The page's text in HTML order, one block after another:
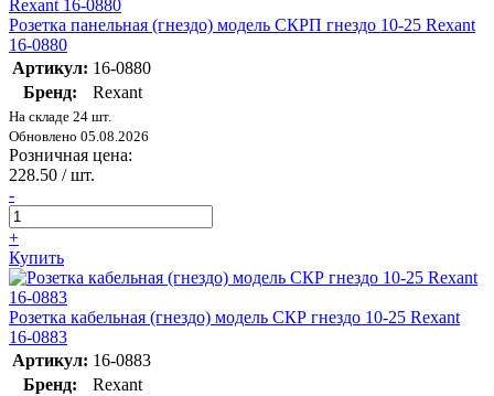
Розетка панельная (гнездо) модель СКРП гнездо 10-25 Rexant
16-0880
Артикул: 16-0880
Бренд:
Rexant
На складе 24 шт.
Обновлено 05.08.2026
Розничная цена:
228.50 / шт.
-
+
Купить
Розетка кабельная (гнездо) модель СКР гнездо 10-25 Rexant
16-0883
Артикул: 16-0883
Бренд:
Rexant